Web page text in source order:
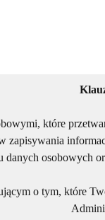
które
zapisywania
danych osobowych
o tym, które